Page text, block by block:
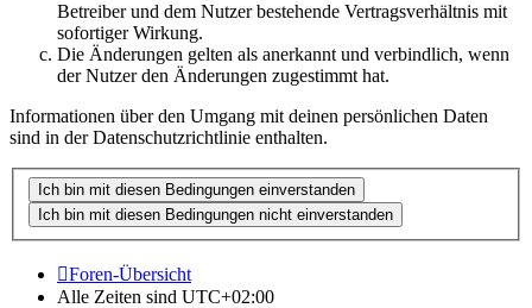
Betreiber und dem Nutzer bestehende Vertragsverhältnis mit
sofortiger Wirkung.
Die Änderungen gelten als anerkannt und verbindlich, wenn
der Nutzer den Änderungen zugestimmt hat.
Informationen über den Umgang mit deinen persönlichen Daten
sind in der Datenschutzrichtlinie enthalten.
Foren-Übersicht
Alle Zeiten sind UTC+02:00